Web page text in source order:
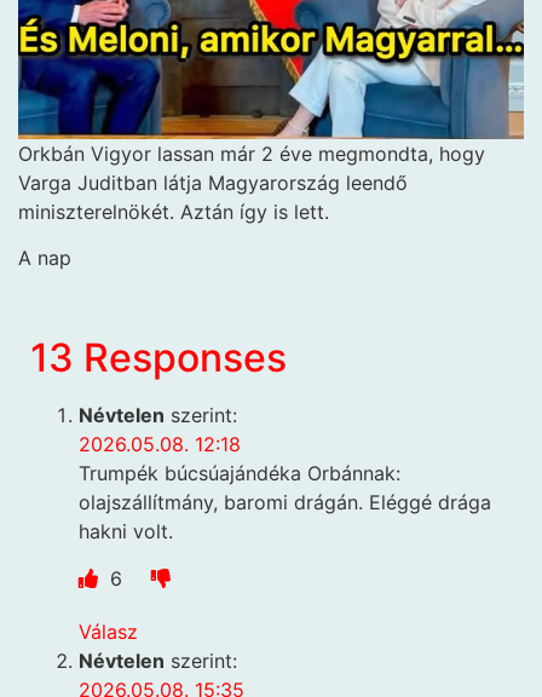
Orkbán Vigyor lassan már 2 éve megmondta, hogy
Varga Juditban látja Magyarország leendő
miniszterelnökét. Aztán így is lett.
A nap
13 Responses
Névtelen szerint:
2026.05.08. 12:18
Trumpék búcsúajándéka Orbánnak:
olajszállítmány, baromi drágán. Eléggé drága
hakni volt.
6
Válasz
Névtelen szerint:
2026.05.08. 15:35